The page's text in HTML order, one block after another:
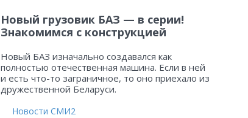
Новый грузовик БАЗ — в серии!
Знакомимся с конструкцией
Новый БАЗ изначально создавался как
полностью отечественная машина. Если в ней
и есть что-то заграничное, то оно приехало из
дружественной Беларуси.
Новости СМИ2